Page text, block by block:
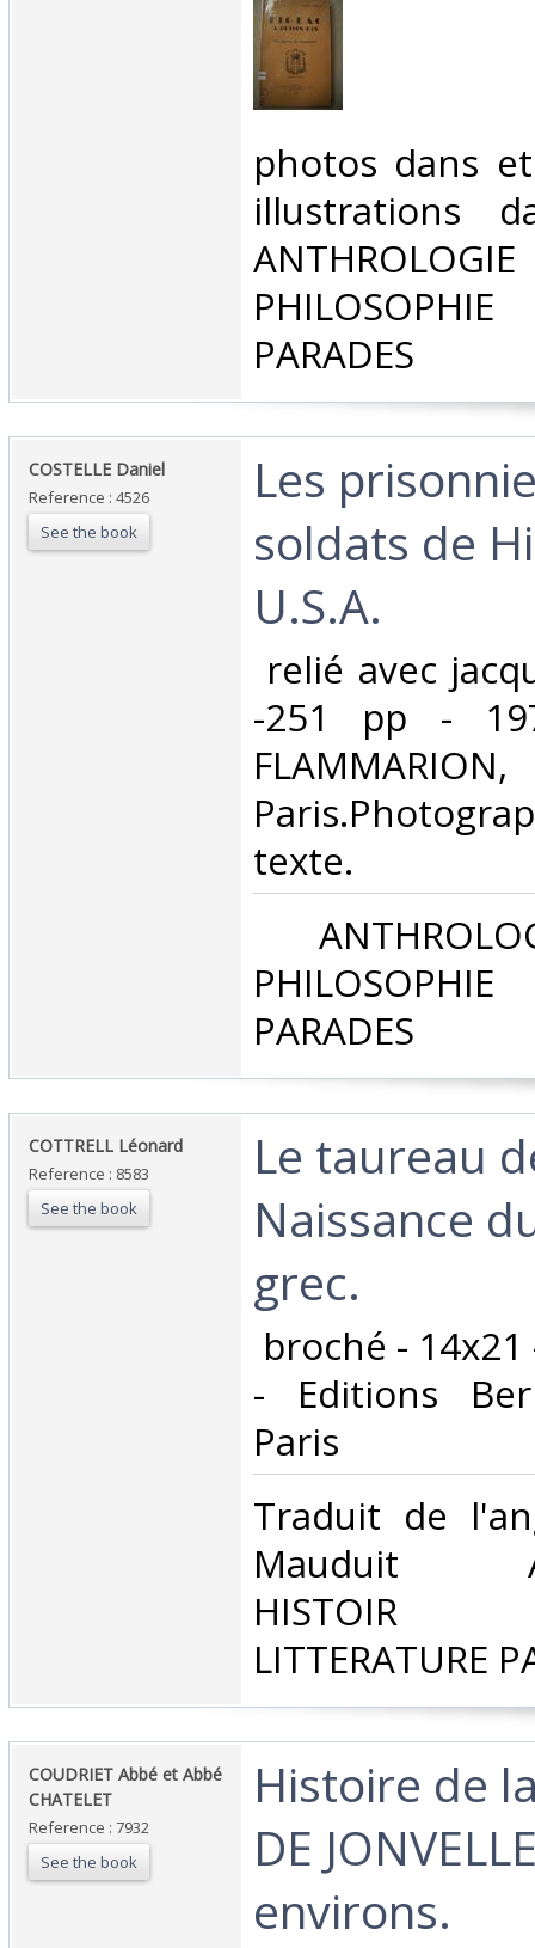
‎photos dans
illustrations
PHILOSOPHIE
PARADES‎
‎COSTELLE Daniel‎
Reference : 4526
See the book
‎Les
soldats de
U.S.A.‎
relié avec
-251 pp -
FLAMMARION,
texte.‎
PHILOSOPHIE
PARADES‎
‎COTTRELL Léonard‎
Reference : 8583
See the book
‎Le taureau
Naissance
grec.‎
broché -
- Editions
Paris‎
‎Traduit de
Mauduit
HISTOIR
LITTERATURE
‎COUDRIET Abbé et Abbé
CHATELET‎
Reference : 7932
See the book
‎Histoire de
DE
environs. ‎